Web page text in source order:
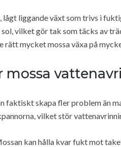
lågt liggande växt som trivs i
vilket gör tak som täcks av
rätt mycket mossa växa på
mossa
faktiskt skapa fler problem än
vilket stör
kan hålla kvar fukt mot